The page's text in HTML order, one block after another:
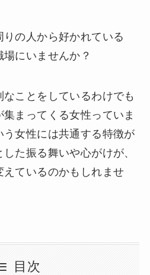
りの人から好かれている
にいませんか？
ことをしているわけでも
まってくる女性っていま
女性には共通する特徴が
た振る舞いや心がけが、
えているのかもしれませ
目次